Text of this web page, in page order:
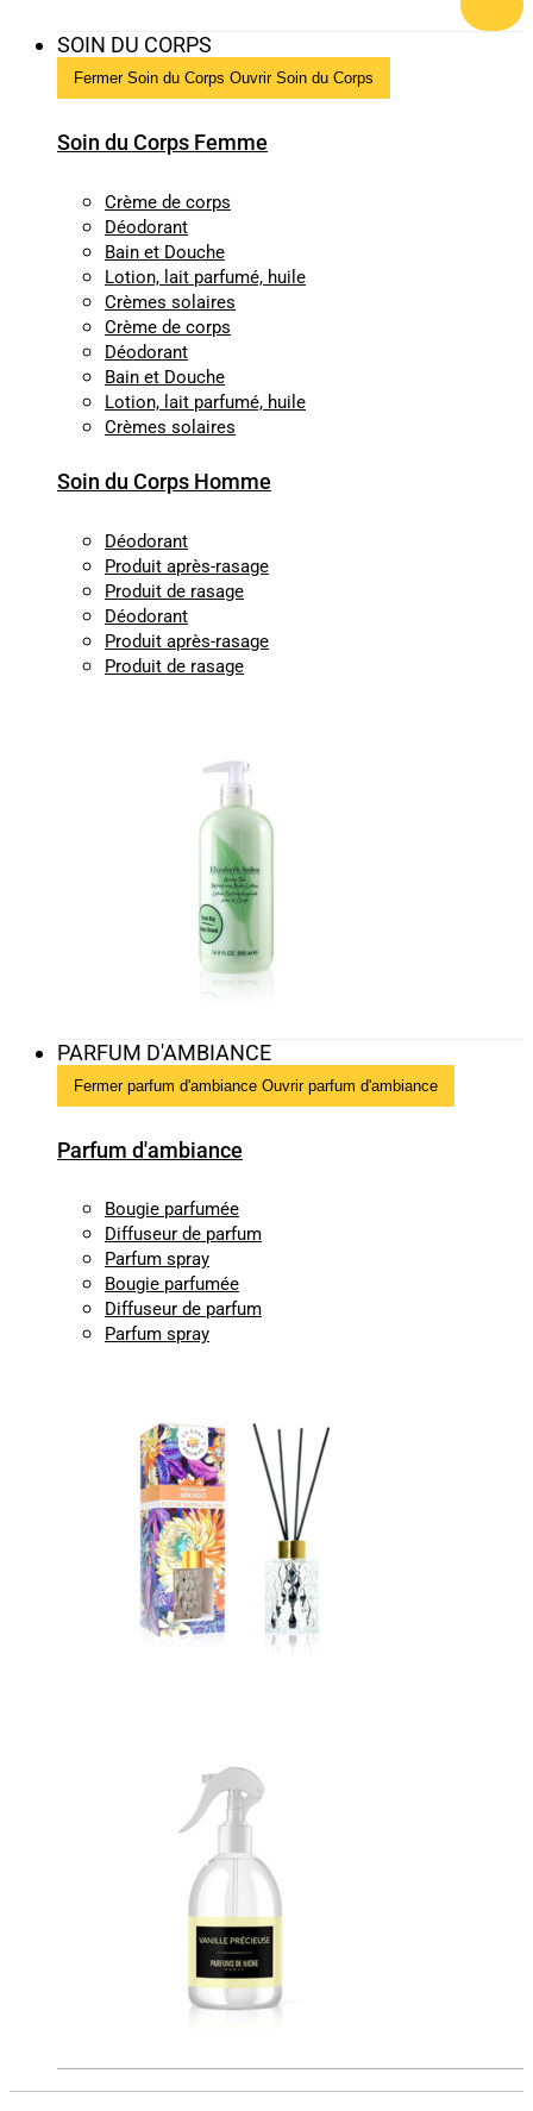
SOIN DU CORPS
Fermer Soin du Corps Ouvrir Soin du Corps
Soin du Corps Femme
Crème de corps
Déodorant
Bain et Douche
Lotion, lait parfumé, huile
Crèmes solaires
Crème de corps
Déodorant
Bain et Douche
Lotion, lait parfumé, huile
Crèmes solaires
Soin du Corps Homme
Déodorant
Produit après-rasage
Produit de rasage
Déodorant
Produit après-rasage
Produit de rasage
PARFUM D'AMBIANCE
Fermer parfum d'ambiance Ouvrir parfum d'ambiance
Parfum d'ambiance
Bougie parfumée
Diffuseur de parfum
Parfum spray
Bougie parfumée
Diffuseur de parfum
Parfum spray